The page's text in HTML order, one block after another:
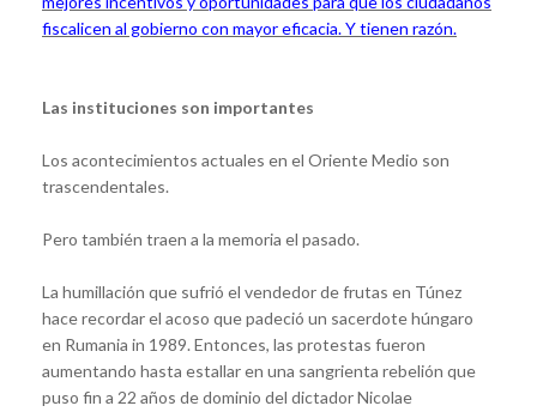
fiscalicen al gobierno con mayor eficacia. Y tienen razón.
Las instituciones son importantes
Los acontecimientos actuales en el Oriente Medio son
trascendentales.
Pero también traen a la memoria el pasado.
La humillación que sufrió el vendedor de frutas en Túnez
hace recordar el acoso que padeció un sacerdote húngaro
en Rumania in 1989. Entonces, las protestas fueron
aumentando hasta estallar en una sangrienta rebelión que
puso fin a 22 años de dominio del dictador Nicolae